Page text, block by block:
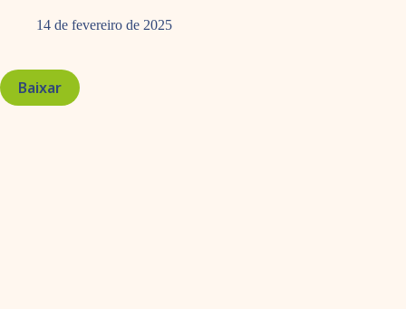
14 de fevereiro de 2025
Baixar